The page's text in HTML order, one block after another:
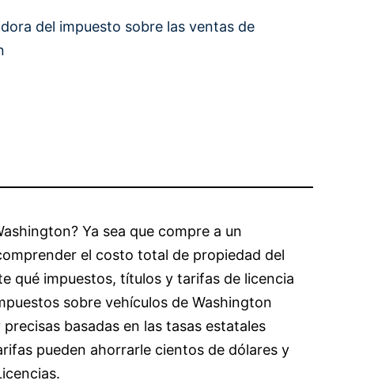
del impuesto sobre las ventas de
Ya sea que compre a un
el costo total de propiedad del
qué impuestos, títulos y tarifas de licencia
sobre vehículos de Washington
basadas en las tasas estatales
pueden ahorrarle cientos de dólares y